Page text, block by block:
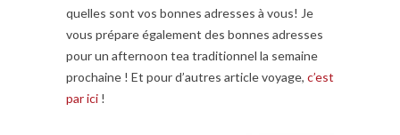
quelles sont vos bonnes adresses à vous! Je
vous prépare également des bonnes adresses
pour un afternoon tea traditionnel la semaine
prochaine ! Et pour d’autres article voyage, c’est
par ici !